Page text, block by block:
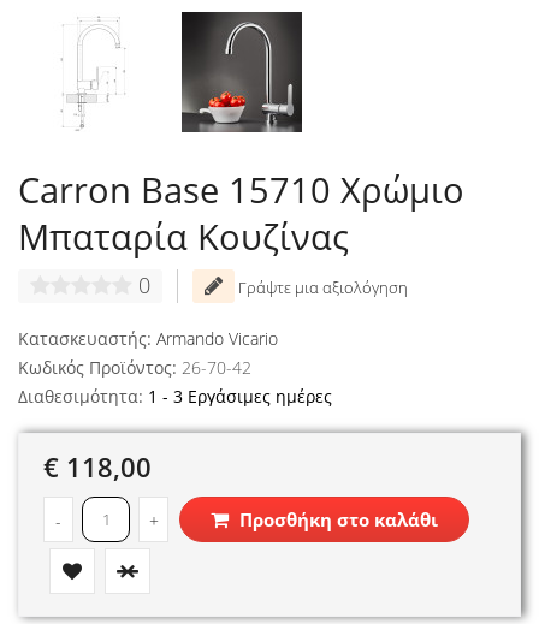
Carron Base 15710 Χρώμιο
Μπαταρία Κουζίνας
0 Γράψτε μια αξιολόγηση
Κατασκευαστής: Armando Vicario
Κωδικός Προϊόντος: 26-70-42
Διαθεσιμότητα: 1 - 3 Εργάσιμες ημέρες
€ 118,00
- + Προσθήκη στο καλάθι